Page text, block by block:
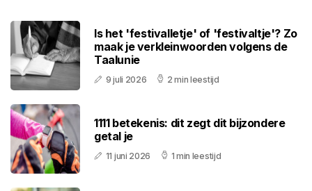
Is het 'festivalletje' of 'festivaltje'? Zo
maak je verkleinwoorden volgens de
Taalunie
9 juli 2026 2 min leestijd
1111 betekenis: dit zegt dit bijzondere
getal je
11 juni 2026 1 min leestijd